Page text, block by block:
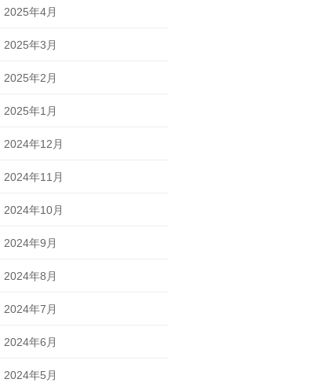
2025年4月
2025年3月
2025年2月
2025年1月
2024年12月
2024年11月
2024年10月
2024年9月
2024年8月
2024年7月
2024年6月
2024年5月